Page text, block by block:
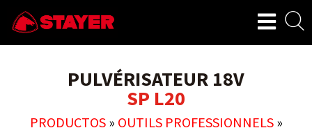
PULVÉRISATEUR 18V
SP L20
PRODUCTOS» OUTILS PROFESSIONNELS»